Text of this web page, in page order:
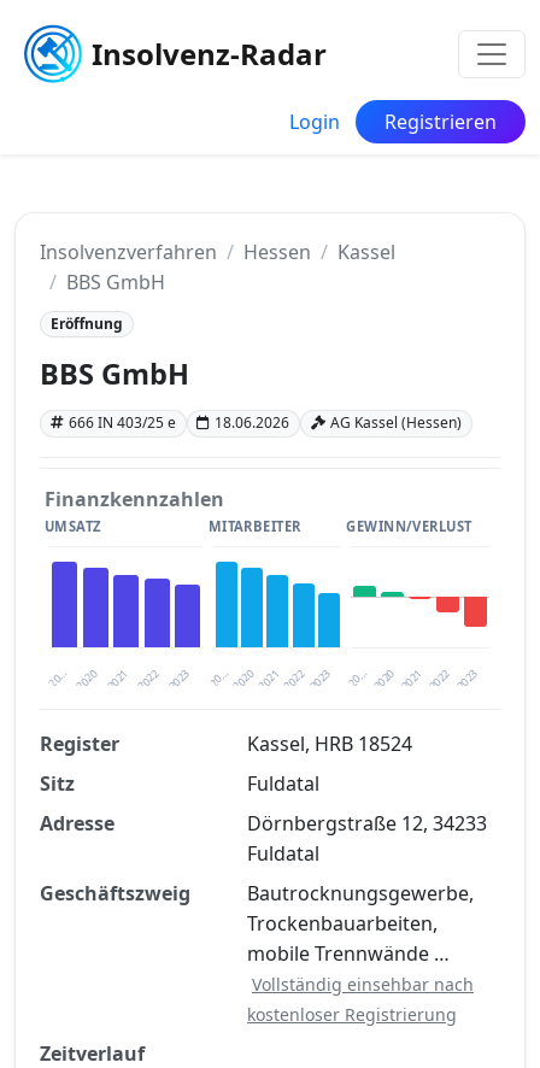
Insolvenz-Radar
Login Registrieren
Insolvenzverfahren Hessen
Kassel
BBS GmbH
Eröffnung
BBS GmbH
666 IN 403/25 e 18.06.2026 AG Kassel (Hessen)
Finanzkennzahlen
UMSATZ
20… 2021 2023
2020 2022
MITARBEITER
20… 2021 2023
2020 2022
GEWINN/VERLUST
20… 2021 2023
2020 2022
Finanzkennzahlen nach kostenloser
Registrierung verfügbar
Jetzt kostenlos registrieren
Register
Kassel, HRB 18524
Sitz
Fuldatal
Adresse
Dörnbergstraße 12, 34233
Fuldatal
Geschäftszweig
Bautrocknungsgewerbe,
Trockenbauarbeiten,
mobile Trennwände …
Vollständig einsehbar nach
kostenloser Registrierung
Zeitverlauf